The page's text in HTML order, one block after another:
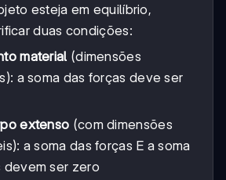
esteja em equilíbrio,
duas condições:
material (dimensões
a soma das forças deve ser
extenso (com dimensões
a soma das forças E a soma
ser zero